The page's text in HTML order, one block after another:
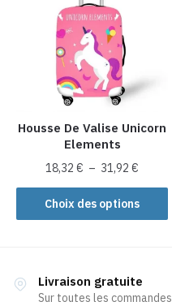
Les
options
peuvent
être
choisies
la
page
du
produit
Housse De Valise Unicorn
Elements
18,32€ – 31,92€
de
prix :
18,32 €
Choix des options
Ce
produit
variations.
Les
Livraison gratuite
Sur toutes les commandes